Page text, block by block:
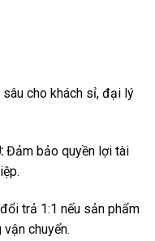
cho khách sỉ, đại lý
Đảm bảo quyền lợi tài
trả 1:1 nếu sản phẩm
chuyển.